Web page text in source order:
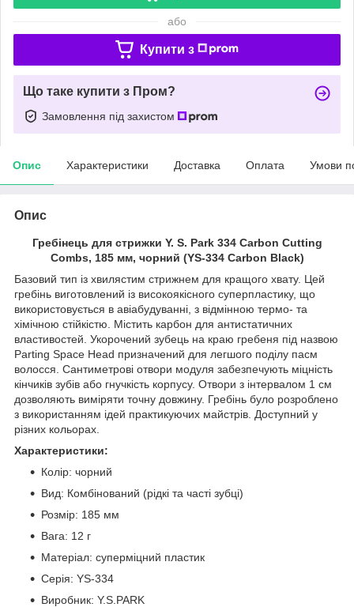
або
Купити з
Що таке купити з Пром?
Замовлення під захистом
Опис Характеристики Доставка Оплата Умови
Опис
Гребінець для стрижки Y. S. Park 334 Carbon Cutting
Combs, 185 мм, чорний (YS-334 Carbon Black)
Базовий тип із хвилястим стрижнем для кращого хвату. Цей
гребінь виготовлений із високоякісного суперпластику, що
використовується в авіабудуванні, з відмінною термо- та
хімічною стійкістю. Містить карбон для антистатичних
властивостей. Укорочений зубець на краю гребеня під назвою
Parting Space Head призначений для легшого поділу пасм
волосся. Сантиметрові отвори модуля забезпечують міцність
кінчиків зубів або гнучкість корпусу. Отвори з інтервалом 1 см
дозволяють виміряти точну довжину. Гребінь було розроблено
з використанням ідей практикуючих майстрів. Доступний у
різних кольорах.
Характеристики:
Колір: чорний
Вид: Комбінований (рідкі та часті зубці)
Розмір: 185 мм
Вага: 12 г
Матеріал: суперміцний пластик
Серія: YS-334
Виробник: Y.S.PARK